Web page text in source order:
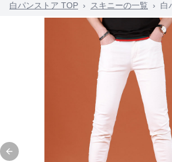
白パンストア TOP › スキニーの一覧 › 白
Previous slide